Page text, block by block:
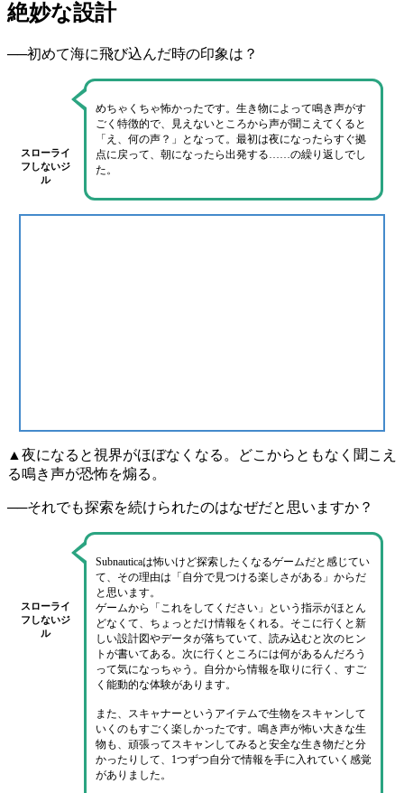
絶妙な設計
──初めて海に飛び込んだ時の印象は？
スローライ
フしないジ
ル
めちゃくちゃ怖かったです。生き物によって鳴き声がす
ごく特徴的で、
見えないところから声が聞こえてくる と
「え、何の声？」となって。最初は夜になったらすぐ拠
点に戻って、朝になったら出発する……の繰り返しでし
た。
▲夜になると視界がほぼなくなる。どこからともなく聞こえ
る鳴き声が恐怖を煽る。
──それでも探索を続けられたのはなぜだと思いますか？
スローライ
フしないジ
ル
Subnauticaは怖いけど探索したくなるゲームだと感じてい
て、その理由は 「自分で見つける楽しさがある」 からだ
と思います。
ゲームから
「これをしてください」という指示がほとん
どなくて、ちょっとだけ情報をくれる。そこに行くと新
しい設計図やデータが落ちていて、読み込むと次のヒン
トが書いてある。 次に行くところには何があるんだろう
って気になっちゃう。 自分から情報を取りに行く、すご
く 能動的な体験があります。
また、 スキャナーというアイテムで生物をスキャンして
いく のもすごく楽しかったです。鳴き声が怖い大きな生
物も、頑張ってスキャンしてみると安全な生き物だと分
かったりして、 1つずつ自分で情報を手に入れていく感覚
がありました。